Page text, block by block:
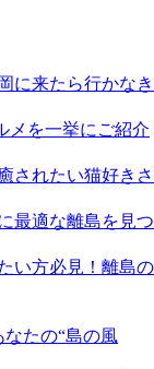
に来たら行かなき
メを一挙にご紹介
されたい猫好きさ
最適な離島を見つ
い方必見！離島の
なたの“島の風